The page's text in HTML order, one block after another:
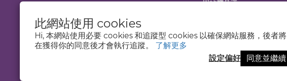
此網站使用 cookies
Hi, 本網站使用必要 cookies 和追蹤型 cookies 以確保網站服務，後者將
在獲得你的同意後才會執行追蹤。 了解更多
設定偏好
同意並繼續